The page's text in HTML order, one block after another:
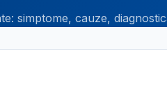
simptome, cauze,